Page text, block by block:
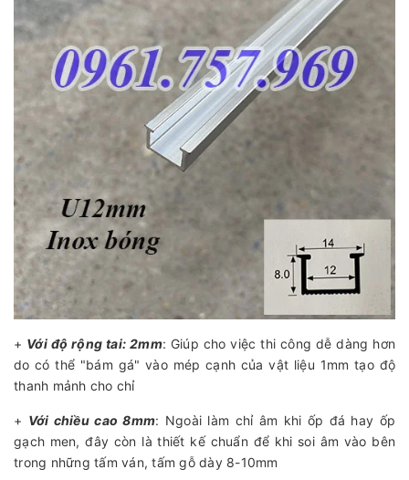
+ Với độ rộng tai: 2mm: Giúp cho việc thi công dễ dàng hơn
do có thể "bám gá" vào mép cạnh của vật liệu 1mm tạo độ
thanh mảnh cho chỉ
+ Với chiều cao 8mm: Ngoài làm chỉ âm khi ốp đá hay ốp
gạch men, đây còn là thiết kế chuẩn để khi soi âm vào bên
trong những tấm ván, tấm gỗ dày 8-10mm